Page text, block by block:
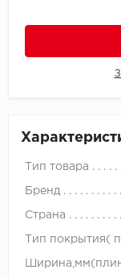
Тип товара
Бренд
Страна
Тип покрытия(